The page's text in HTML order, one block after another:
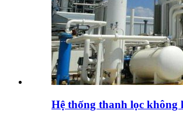
Hệ thống thanh lọc không